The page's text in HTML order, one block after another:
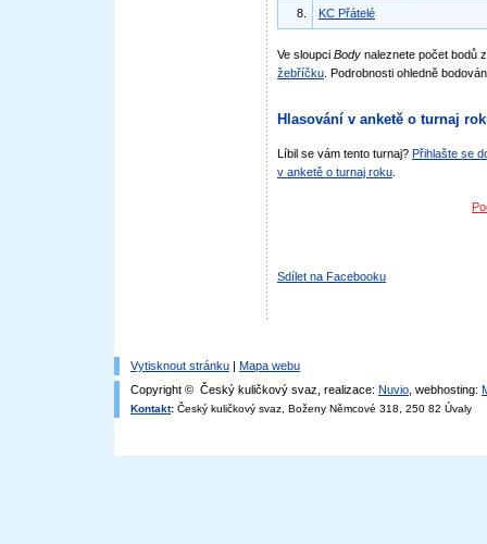
8. KC Přátelé
Ve sloupci Body naleznete počet bodů
žebříčku . Podrobnosti ohledně
Hlasování v anketě o turnaj
Líbil se vám tento turnaj? Přihlašte se
v anketě o turnaj roku
Sdílet na Facebooku
Vytisknout stránku | Mapa webu
Copyright © Český kuličkový svaz, realizace: Nuvio , webhosting:
Kontakt: Český kuličkový svaz, Boženy Němcové 318, 250 82 Úvaly